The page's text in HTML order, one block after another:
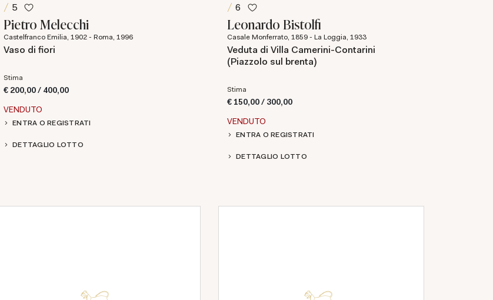
5
Pietro Melecchi
Castelfranco Emilia, 1902 - Roma, 1996
Vaso di fiori
Stima
€ 200,00 / 400,00
VENDUTO
ENTRA O REGISTRATI
DETTAGLIO LOTTO
6
Leonardo Bistolfi
Casale Monferrato, 1859 - La Loggia, 1933
Veduta di Villa Camerini-Contarini
(Piazzolo sul brenta)
Stima
€ 150,00 / 300,00
VENDUTO
ENTRA O REGISTRATI
DETTAGLIO LOTTO